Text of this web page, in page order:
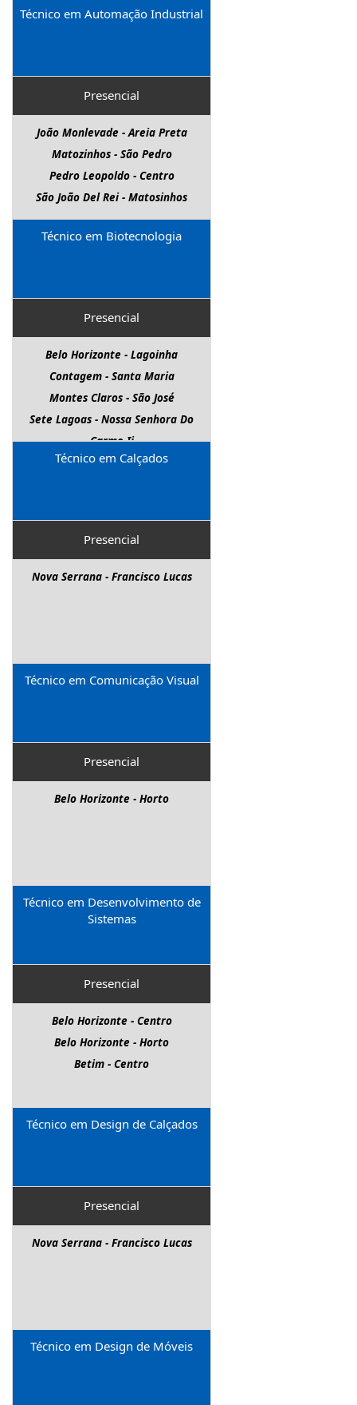
Técnico em Automação Industrial
Presencial
João Monlevade - Areia Preta
Matozinhos - São Pedro
Pedro Leopoldo - Centro
São João Del Rei - Matosinhos
Técnico em Biotecnologia
Presencial
Belo Horizonte - Lagoinha
Contagem - Santa Maria
Montes Claros - São José
Sete Lagoas - Nossa Senhora Do
Carmo Ii
Técnico em Calçados
Presencial
Nova Serrana - Francisco Lucas
Técnico em Comunicação Visual
Presencial
Belo Horizonte - Horto
Técnico em Desenvolvimento de
Sistemas
Presencial
Belo Horizonte - Centro
Belo Horizonte - Horto
Betim - Centro
Técnico em Design de Calçados
Presencial
Nova Serrana - Francisco Lucas
Técnico em Design de Móveis